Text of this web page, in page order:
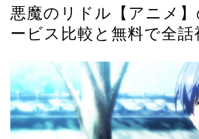
悪魔のリドル【アニメ
ービス比較と無料で全